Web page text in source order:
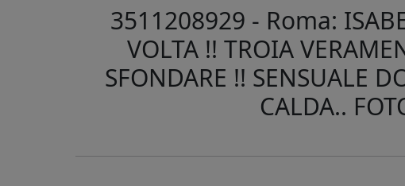
3511208929 - Roma:
VOLTA !! TROIA
SFONDARE !! SENSUALE
CALDA..